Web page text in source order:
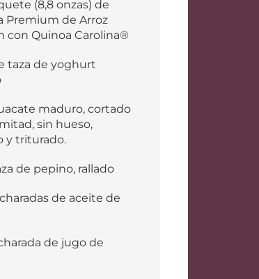
(8,8 onzas) de
Premium de Arroz
con Quinoa Carolina®
taza de yoghurt
maduro, cortado
sin hueso,
y triturado.
de pepino, rallado
de aceite de
de jugo de